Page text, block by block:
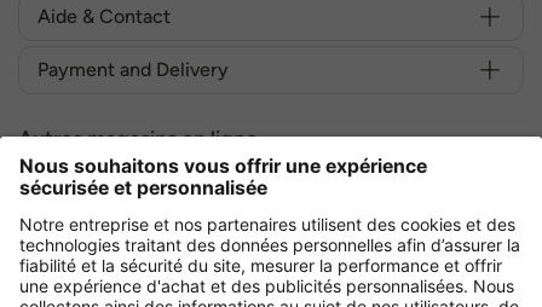
Aide & Contact
Payment and Delivery
Autres magasins en ligne
France
Achetez en toute sécurité avec :